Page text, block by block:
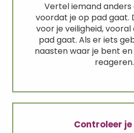
Vertel iemand
voordat je op pad gaat.
voor je veiligheid, vooral
pad gaat. Als er iets
naasten waar je bent
reageren.
Controleer